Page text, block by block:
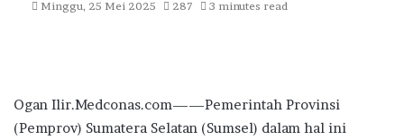
Minggu, 25 Mei 2025 287 3 minutes read
Ogan Ilir.Medconas.com——Pemerintah Provinsi
(Pemprov) Sumatera Selatan (Sumsel) dalam hal ini